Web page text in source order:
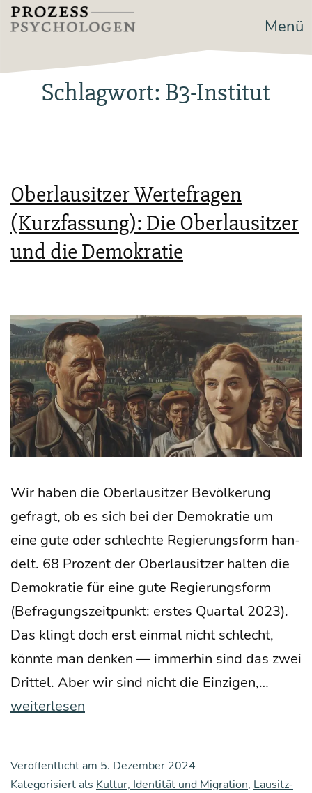
Zum
Inhalt
Prozesspsychologen Menü
Schlagwort: B3-Institut
Oberlausitzer Wertefragen
(Kurzfassung): Die Oberlausitzer
und die Demokratie
Wir haben die Ober­lau­sit­zer Bevöl­ke­rung
gefragt, ob es sich bei der Demo­kra­tie um
eine gute oder schlech­te Regie­rungs­form han­
delt. 68 Pro­zent der Ober­lau­sit­zer hal­ten die
Demo­kra­tie für eine gute Regie­rungs­form
(Befra­gungs­zeit­punkt: ers­tes Quar­tal 2023).
Das klingt doch erst ein­mal nicht schlecht,
könn­te man den­ken — immer­hin sind das zwei
Drit­tel. Aber wir sind nicht die Ein­zi­gen,…
Wer­
weiterlesen
Veröffentlicht am 5. Dezember 2024
Kategorisiert als Kultur, Identität und Migration, Lausitz-